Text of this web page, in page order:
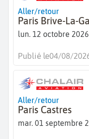
Aller/retour
Paris Brive-La-
lun. 12 octobre 2026
Publié le04/08/
Aller/retour
Paris Castres
mar. 01 septembre